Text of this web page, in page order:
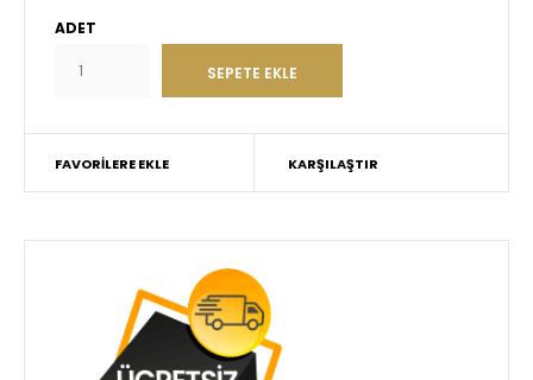
ADET
FAVORILERE EKLE KARŞILAŞTIR